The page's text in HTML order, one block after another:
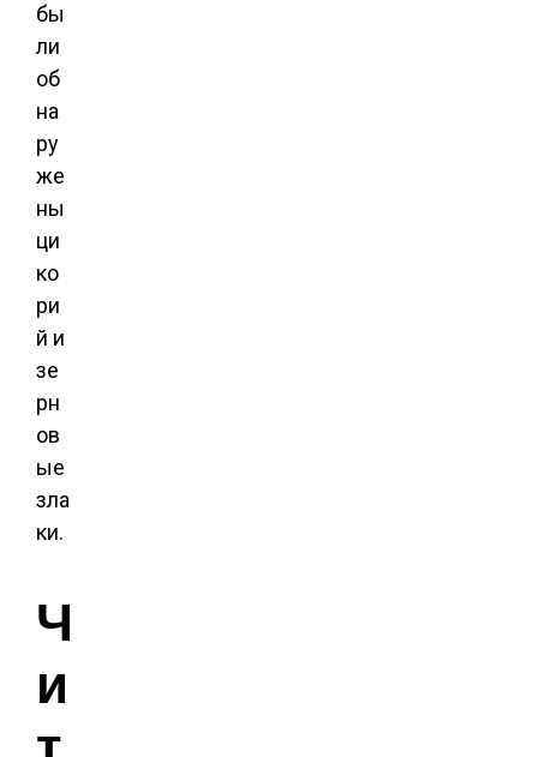
бы
ли
об
на
ру
же
ны
ци
ко
ри
й и
зе
рн
ов
ые
зла
ки.
Ч
и